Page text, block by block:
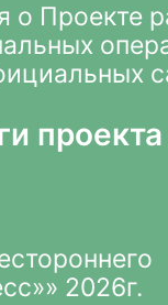
Проекте
проекта
2026г.